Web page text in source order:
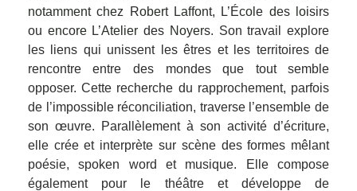
notamment chez Robert Laffont, L’École des loisirs
ou encore L’Atelier des Noyers. Son travail explore
les liens qui unissent les êtres et les territoires de
rencontre entre des mondes que tout semble
opposer. Cette recherche du rapprochement, parfois
de l’impossible réconciliation, traverse l’ensemble de
son œuvre. Parallèlement à son activité d’écriture,
elle crée et interprète sur scène des formes mêlant
poésie, spoken word et musique. Elle compose
également pour le théâtre et développe de